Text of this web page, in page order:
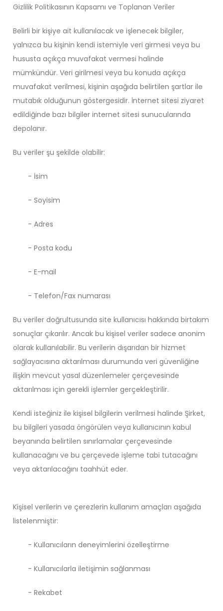
Gizlilik Politikasının Kapsamı ve Toplanan Veriler
Belirli bir kişiye ait kullanılacak ve işlenecek bilgiler,
yalnızca bu kişinin kendi istemiyle veri girmesi veya bu
hususta açıkça muvafakat vermesi halinde
mümkündür. Veri girilmesi veya bu konuda açıkça
muvafakat verilmesi, kişinin aşağıda belirtilen şartlar ile
mutabık olduğunun göstergesidir. İnternet sitesi ziyaret
edildiğinde bazı bilgiler internet sitesi sunucularında
depolanır.
Bu veriler şu şekilde olabilir:
- İsim
- Soyisim
- Adres
- Posta kodu
- E-mail
- Telefon/Fax numarası
Bu veriler doğrultusunda site kullanıcısı hakkında birtakım
sonuçlar çıkarılır. Ancak bu kişisel veriler sadece anonim
olarak kullanılabilir. Bu verilerin dışarıdan bir hizmet
sağlayacısına aktarılması durumunda veri güvenliğine
ilişkin mevcut yasal düzenlemeler çerçevesinde
aktarılması için gerekli işlemler gerçekleştirilir.
Kendi isteğiniz ile kişisel bilgilerin verilmesi halinde Şirket,
bu bilgileri yasada öngörülen veya kullanıcının kabul
beyanında belirtilen sınırlamalar çerçevesinde
kullanacağını ve bu çerçevede işleme tabi tutacağını
veya aktarılacağını taahhüt eder.
Kişisel verilerin ve çerezlerin kullanım amaçları aşağıda
listelenmiştir:
- Kullanıcıların deneyimlerini özelleştirme
- Kullanıcılarla iletişimin sağlanması
- Rekabet